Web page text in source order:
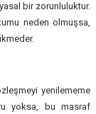
bir zorunluluktur.
neden olmuşsa,
yenilememe
yoksa, bu masraf